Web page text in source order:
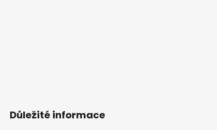
Důležité informace